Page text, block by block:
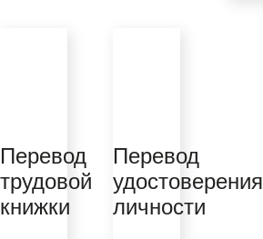
Перевод
трудовой
книжки
Перевод
удостоверения
личности